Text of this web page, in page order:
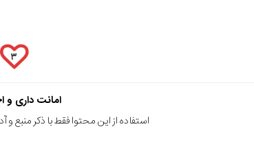
۳
امانت داری و
استفاده از این محتوا فقط با ذکر منبع و